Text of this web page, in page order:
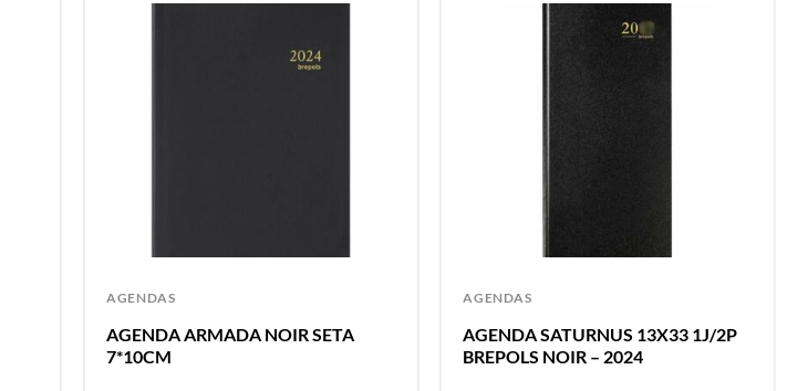
AGENDAS
AGENDA ARMADA NOIR SETA
7*10CM
AGENDAS
AGENDA SATURNUS 13X33 1J/2P
BREPOLS NOIR – 2024